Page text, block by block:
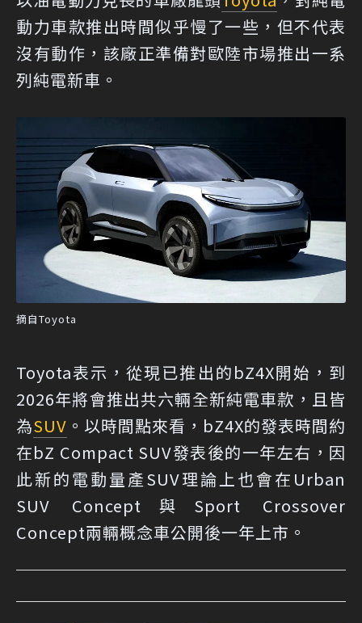
動力車款推出時間似乎慢了一些，但不代表
沒有動作，該廠正準備對歐陸市場推出一系
列純電新車。
摘自Toyota
Toyota表示，從現已推出的bZ4X開始，到
2026年將會推出共六輛全新純電車款，且皆
為SUV 。以時間點來看，bZ4X的發表時間約
在bZ Compact SUV發表後的一年左右，因
此新的電動量產SUV理論上也會在Urban
SUV Concept與Sport Crossover
Concept兩輛概念車公開後一年上市。